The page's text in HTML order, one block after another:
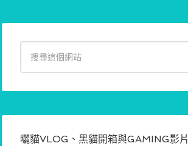
曬貓VLOG、黑貓開箱與GAMING影片